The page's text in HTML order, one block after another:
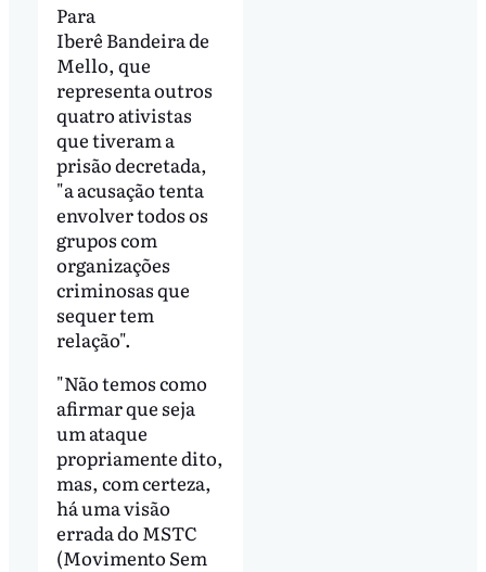
Para
Iberê Bandeira de
Mello, que
representa outros
quatro ativistas
que tiveram a
prisão decretada,
"a acusação tenta
envolver todos os
grupos com
organizações
criminosas que
sequer tem
relação".
"Não temos como
afirmar que seja
um ataque
propriamente dito,
mas, com certeza,
há uma visão
errada do MSTC
(Movimento Sem